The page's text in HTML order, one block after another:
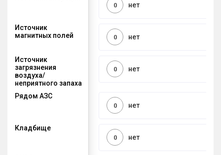
нет
0
Источник
магнитных полей
нет
0
Источник
загрязнения
воздуха/
неприятного запаха
нет
0
Рядом АЗС
нет
0
Кладбище
нет
0